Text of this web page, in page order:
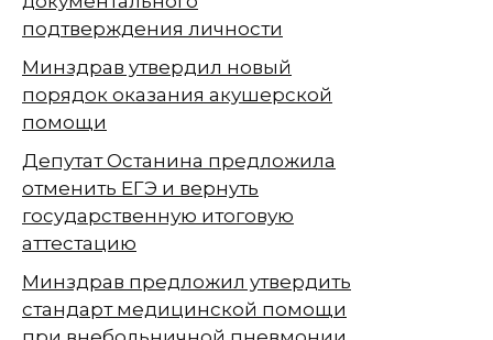
подтверждения личности
Минздрав утвердил новый
порядок оказания акушерской
помощи
Депутат Останина предложила
отменить ЕГЭ и вернуть
государственную итоговую
аттестацию
Минздрав предложил утвердить
стандарт медицинской помощи